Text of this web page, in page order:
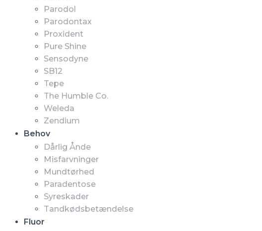
Parodol
Parodontax
Proxident
Pure Shine
Sensodyne
SB12
Tepe
The Humble Co.
Weleda
Zendium
Behov
Dårlig Ånde
Misfarvninger
Mundtørhed
Paradentose
Syreskader
Tandkødsbetændelse
Fluor